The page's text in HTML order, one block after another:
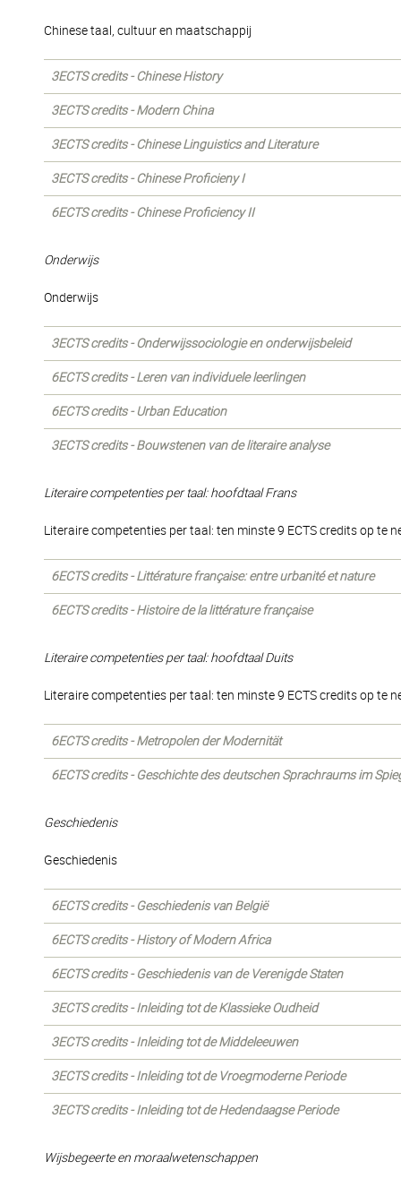
Chinese taal, cultuur en maatschappij
3ECTS credits - Chinese History
3ECTS credits - Modern China
3ECTS credits - Chinese Linguistics and Literature
3ECTS credits - Chinese Proficieny I
6ECTS credits - Chinese Proficiency II
Onderwijs
Onderwijs
3ECTS credits - Onderwijssociologie en onderwijsbeleid
6ECTS credits - Leren van individuele leerlingen
6ECTS credits - Urban Education
3ECTS credits - Bouwstenen van de literaire analyse
Literaire competenties per taal: hoofdtaal Frans
Literaire competenties per taal: ten minste 9 ECTS credits op te
6ECTS credits - Littérature française: entre urbanité et nature
6ECTS credits - Histoire de la littérature française
Literaire competenties per taal: hoofdtaal Duits
Literaire competenties per taal: ten minste 9 ECTS credits op te
6ECTS credits - Metropolen der Modernität
6ECTS credits - Geschichte des deutschen Sprachraums im
Geschiedenis
Geschiedenis
6ECTS credits - Geschiedenis van België
6ECTS credits - History of Modern Africa
6ECTS credits - Geschiedenis van de Verenigde Staten
3ECTS credits - Inleiding tot de Klassieke Oudheid
3ECTS credits - Inleiding tot de Middeleeuwen
3ECTS credits - Inleiding tot de Vroegmoderne Periode
3ECTS credits - Inleiding tot de Hedendaagse Periode
Wijsbegeerte en moraalwetenschappen